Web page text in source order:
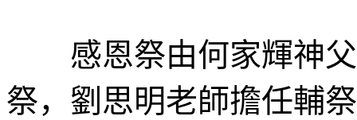
感恩祭由何家輝神父
祭，劉思明老師擔任輔